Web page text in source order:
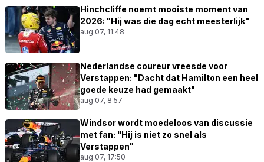
Hinchcliffe noemt mooiste moment van
2026: "Hij was die dag echt meesterlijk"
aug 07, 11:48
Nederlandse coureur vreesde voor
Verstappen: "Dacht dat Hamilton een heel
goede keuze had gemaakt"
aug 07, 8:57
Windsor wordt moedeloos van discussie
met fan: "Hij is niet zo snel als
Verstappen"
aug 07, 17:50